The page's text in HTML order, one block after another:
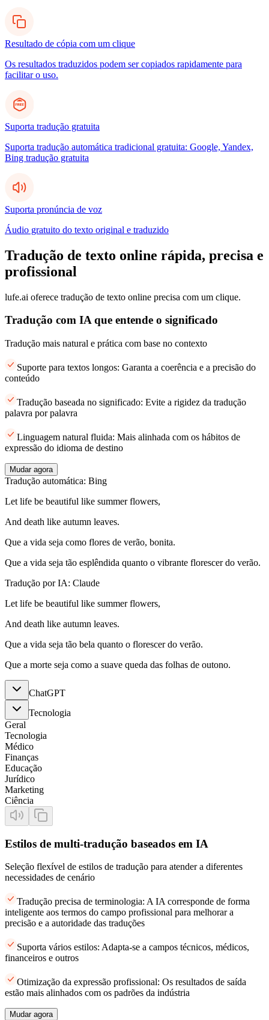
Resultado de cópia com um clique
Os resultados traduzidos podem ser copiados rapidamente para
facilitar o uso.
Suporta tradução gratuita
Suporta tradução automática tradicional gratuita: Google, Yandex,
Bing tradução gratuita
Suporta pronúncia de voz
Áudio gratuito do texto original e traduzido
Tradução de texto online rápida, precisa e
profissional
lufe.ai oferece tradução de texto online precisa com um clique.
Tradução com IA que entende o significado
Tradução mais natural e prática com base no contexto
Suporte para textos longos: Garanta a coerência e a precisão do
conteúdo
Tradução baseada no significado: Evite a rigidez da tradução
palavra por palavra
Linguagem natural fluida: Mais alinhada com os hábitos de
expressão do idioma de destino
Mudar agora
Tradução automática: Bing
Let life be beautiful like summer flowers,
And death like autumn leaves.
Que a vida seja como flores de verão, bonita.
Que a vida seja tão esplêndida quanto o vibrante florescer do verão.
Tradução por IA: Claude
Let life be beautiful like summer flowers,
And death like autumn leaves.
Que a vida seja tão bela quanto o florescer do verão.
Que a morte seja como a suave queda das folhas de outono.
ChatGPT
Tecnologia
Geral
Tecnologia
Médico
Finanças
Educação
Jurídico
Marketing
Ciência
Estilos de multi-tradução baseados em IA
Seleção flexível de estilos de tradução para atender a diferentes
necessidades de cenário
Tradução precisa de terminologia: A IA corresponde de forma
inteligente aos termos do campo profissional para melhorar a
precisão e a autoridade das traduções
Suporta vários estilos: Adapta-se a campos técnicos, médicos,
financeiros e outros
Otimização da expressão profissional: Os resultados de saída
estão mais alinhados com os padrões da indústria
Mudar agora